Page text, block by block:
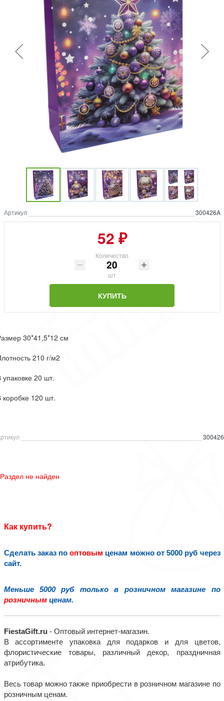
Артикул 300426A
52 ₽
Количество
шт
КУПИТЬ
30*41,5*12 см
210 г/м2
упаковке 20 шт.
коробке 120 шт.
Раздел не найден
Как купить?
Сделать заказ пооптовым ценам можно от 5000 руб через
сайт.
Меньше 5000 руб только в розничном магазине по
розничнымценам.
FiestaGift.ru - Оптовый интернет-магазин.
В ассортименте упаковка для подарков и для цветов,
флористические товары, различный декор, праздничная
атрибутика.
Весь товар можно также приобрести в розничном магазине по
розничным ценам.